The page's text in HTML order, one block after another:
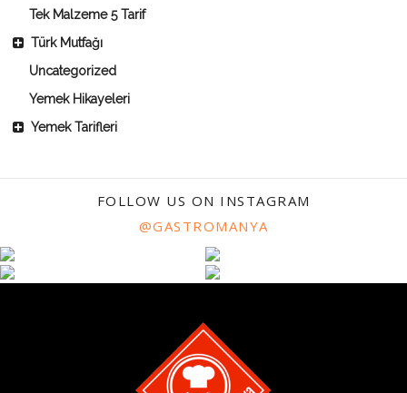
Tek Malzeme 5 Tarif
Türk Mutfağı
Uncategorized
Yemek Hikayeleri
Yemek Tarifleri
FOLLOW US ON INSTAGRAM
@GASTROMANYA